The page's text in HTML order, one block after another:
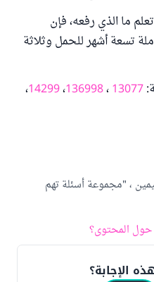
ما الذي رفعه، فإن
تسعة أشهر للحمل وثلاثة
13077،136998،14299،
، "مجموعة أسئلة تهم
المحتوى؟
الإجابة؟